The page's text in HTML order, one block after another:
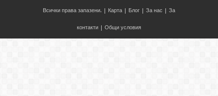
Всички права запазени. | Карта | Блог | За нас | За
контакти | Общи условия